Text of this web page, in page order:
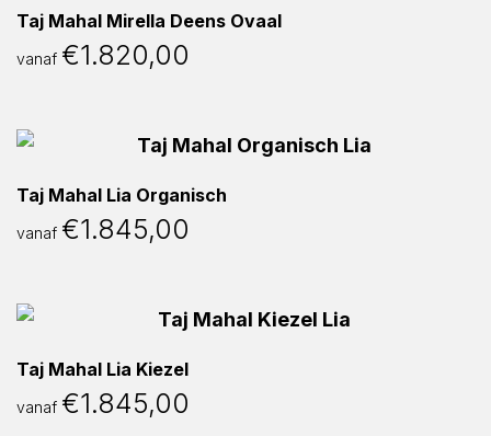
Taj Mahal Mirella Deens Ovaal
vanaf €1.820,00
Taj Mahal Lia Organisch
vanaf €1.845,00
Taj Mahal Lia Kiezel
vanaf €1.845,00